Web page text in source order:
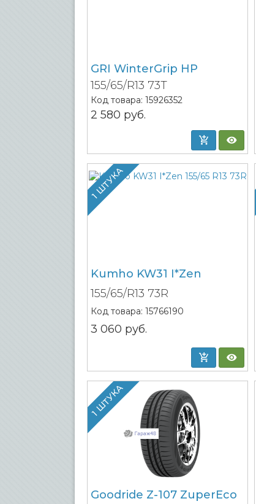
GRI WinterGrip HP
155/65/R13 73T
Код товара: 15926352
2 580 руб.
1 ШТУКА
Kumho KW31 I*Zen
155/65/R13 73R
Код товара: 15766190
3 060 руб.
1 ШТУКА
Goodride Z-107 ZuperEco